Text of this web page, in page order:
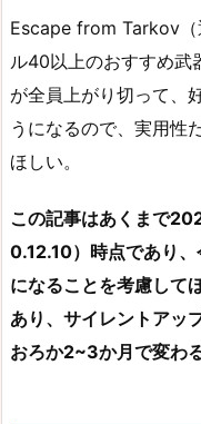
Escape from Tarkov（
ル40以上のおすすめ武
が全員上がり切って、
うになるので、実用性
ほしい。
この記事はあくまで
0.12.10）時点であり
になることを考慮して
あり、サイレントアッ
おろか2~3か月で変わ